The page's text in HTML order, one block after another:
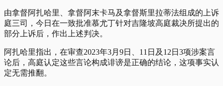
由拿督阿扎哈里、拿督阿末卡马及拿督斯里拉蒂法组成的上诉
庭三司，今日在一致批准慕尤丁针对吉隆坡高庭裁决所提出的
部分上诉后，作出上述判决。
阿扎哈里指出，在审查2023年3月9日、11日及12日3项涉案言
论后，高庭认定这些言论构成诽谤是正确的结论，这项事实认
定无需推翻。